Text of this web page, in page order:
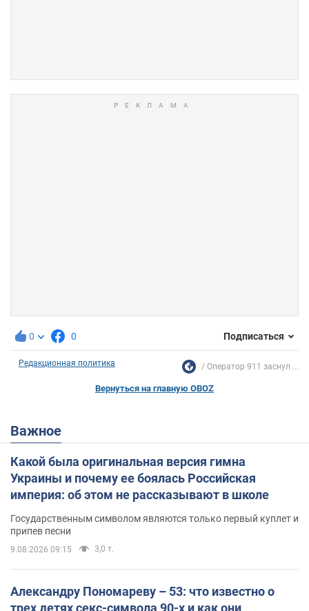
0 0 Подписаться
Редакционная политика Оператор 911 заснул ...
Вернуться на главную OBOZ
Важное
Какой была оригинальная версия гимна
Украины и почему ее боялась Российская
империя: об этом не рассказывают в школе
Государственным символом являются только первый куплет и
припев песни
9.08.2026 09:15 3,0 т.
Александру Пономареву – 53: что известно о
трех детях секс-символа 90-х и как они